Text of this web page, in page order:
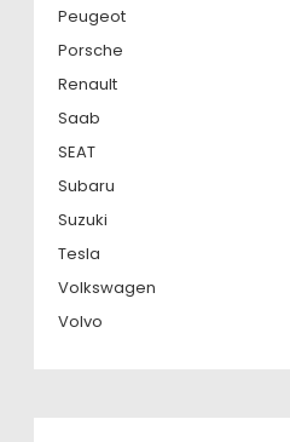
Peugeot
Porsche
Renault
Saab
SEAT
Subaru
Suzuki
Tesla
Volkswagen
Volvo